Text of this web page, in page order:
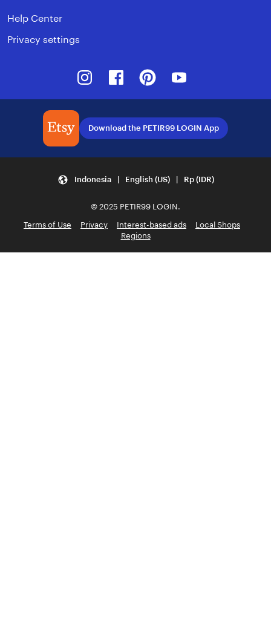
Help Center
Privacy settings
InstagramFacebookPinterest
Download the PETIR99 LOGIN App
Indonesia | English (US) | Rp (IDR)
© 2025 PETIR99 LOGIN.
Terms of Use
Privacy Interest-based ads
Local Shops
Regions